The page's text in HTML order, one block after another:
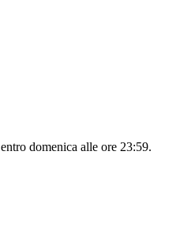
domenica alle ore 23:59.